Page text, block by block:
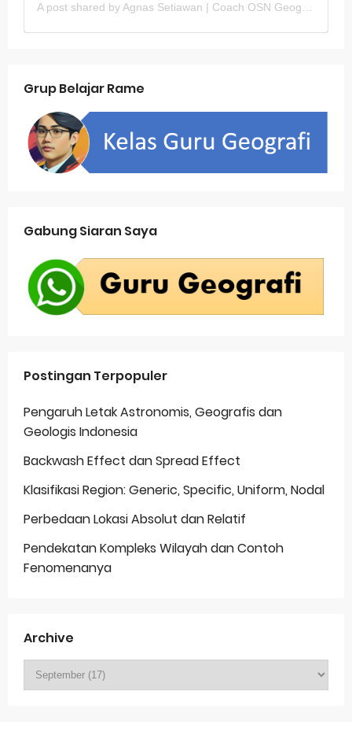
A post shared by Agnas Setiawan | Coach OSN Geografi (@gurugeografi)
Grup Belajar Rame
Gabung Siaran Saya
Postingan Terpopuler
Pengaruh Letak Astronomis, Geografis dan
Geologis Indonesia
Backwash Effect dan Spread Effect
Klasifikasi Region: Generic, Specific, Uniform, Nodal
Perbedaan Lokasi Absolut dan Relatif
Pendekatan Kompleks Wilayah dan Contoh
Fenomenanya
Archive